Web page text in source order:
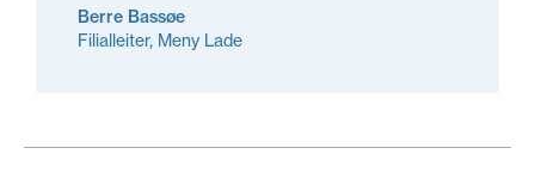
Berre Bassøe
Filialleiter, Meny Lade